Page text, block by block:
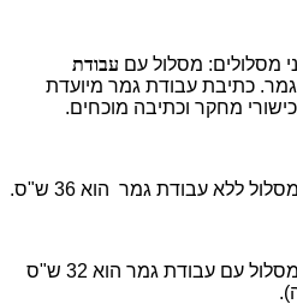
מסלולים: מסלול עם עבודת
כתיבת עבודת גמר מיועדת
מחקר וכתיבה מוכחים.
ללא עבודת גמר הוא 36 ש"ס.
מספר השעות לתואר במסלול עם עבודת גמר הוא 32 ש"ס